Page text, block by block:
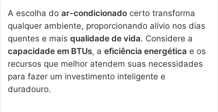
A escolha do ar-condicionado certo transforma
qualquer ambiente, proporcionando alívio nos dias
quentes e mais qualidade de vida. Considere a
capacidade em BTUs, a eficiência energética e os
recursos que melhor atendem suas necessidades
para fazer um investimento inteligente e
duradouro.